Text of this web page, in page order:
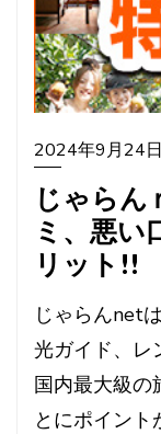
2024年9月24日
じゃらん
ミ、悪い
リット!!
じゃらんnet
光ガイド、レ
国内最大級の
とにポイント